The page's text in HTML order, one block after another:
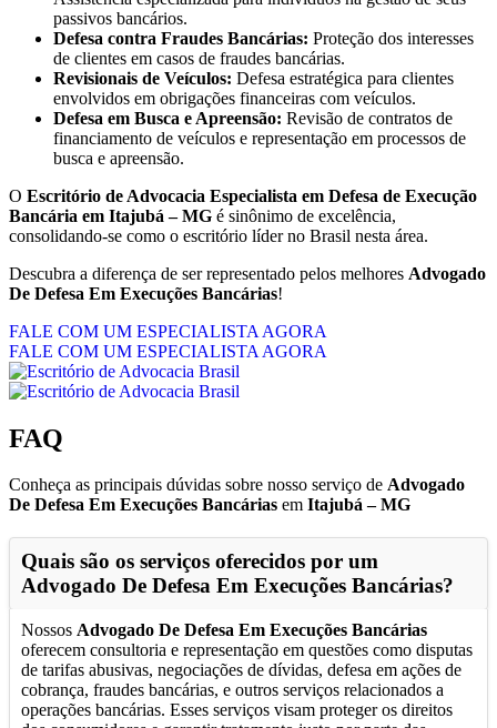
passivos bancários.
Defesa contra Fraudes Bancárias: Proteção dos interesses
de clientes em casos de fraudes bancárias.
Revisionais de Veículos: Defesa estratégica para clientes
envolvidos em obrigações financeiras com veículos.
Defesa em Busca e Apreensão: Revisão de contratos de
financiamento de veículos e representação em processos de
busca e apreensão.
O Escritório de Advocacia Especialista em Defesa de Execução
Bancária em Itajubá – MG é sinônimo de excelência,
consolidando-se como o escritório líder no Brasil nesta área.
Descubra a diferença de ser representado pelos melhores Advogado
De Defesa Em Execuções Bancárias!
FALE COM UM ESPECIALISTA AGORA
FALE COM UM ESPECIALISTA AGORA
FAQ
Conheça as principais dúvidas sobre nosso serviço de Advogado
De Defesa Em Execuções Bancárias em Itajubá – MG
Quais são os serviços oferecidos por um
Advogado De Defesa Em Execuções Bancárias?
Nossos Advogado De Defesa Em Execuções Bancárias
oferecem consultoria e representação em questões como disputas
de tarifas abusivas, negociações de dívidas, defesa em ações de
cobrança, fraudes bancárias, e outros serviços relacionados a
operações bancárias. Esses serviços visam proteger os direitos